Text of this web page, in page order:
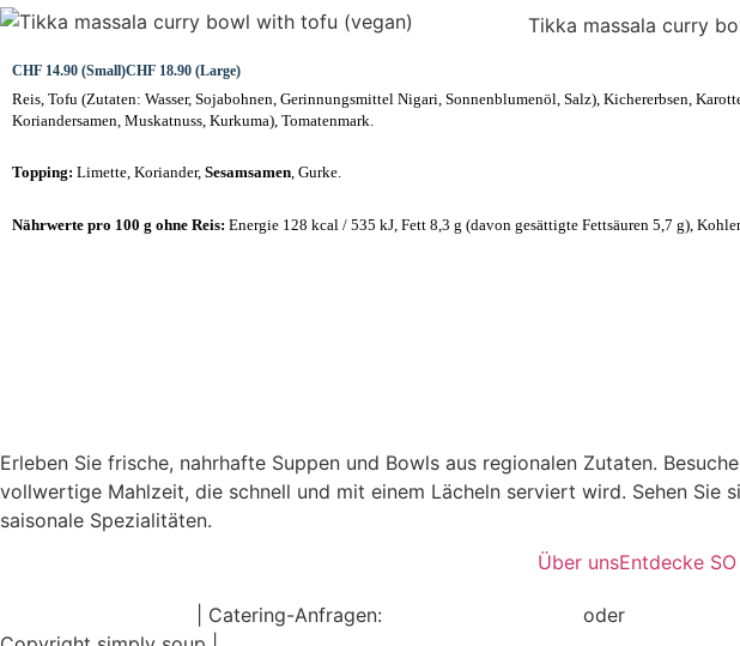
Tikka massala curry
CHF 14.90 (Small)CHF 18.90 (Large)
Reis, Tofu (Zutaten: Wasser, Sojabohnen, Gerinnungsmittel Nigari, Sonnenblumenöl, Salz), Kichererbsen,
Koriandersamen, Muskatnuss, Kurkuma), Tomatenmark.
Topping: Limette, Koriander, Sesamsamen, Gurke.
Nährwerte pro 100 g ohne Reis: Energie 128 kcal / 535 kJ, Fett 8,3 g (davon gesättigte Fettsäuren 5,7 g),
Erleben Sie frische, nahrhafte Suppen und Bowls aus regionalen Zutaten.
vollwertige Mahlzeit, die schnell und mit einem Lächeln serviert wird. Sehen Sie
saisonale Spezialitäten.
Über unsEntdecke
| Catering-Anfragen: oder